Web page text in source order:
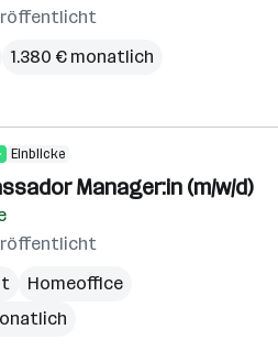
1.380 € monatlich
Einblicke
Manager:in (m/w/d)
Homeoffice